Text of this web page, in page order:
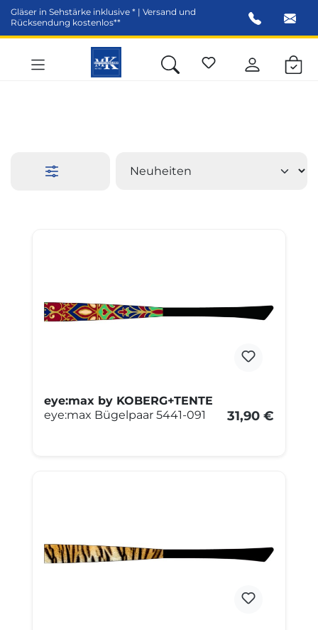
springen
Gläser in Sehstärke inklusive * | Versand und
Rücksendung kostenlos**
eye:max by KOBERG+TENTE
eye:max Bügelpaar 5441-091
31,90 €